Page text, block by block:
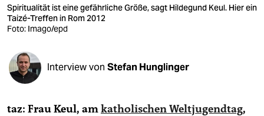
veranstaltungen
shop
fragen & hilfe
unterstützen
Spiritualität ist eine gefährliche Größe, sagt Hildegund Keul. Hier ein
Taizé-Treffen in Rom 2012
Foto: Imago/epd
Interview von Stefan Hunglinger
taz: Frau Keul, amkatholischen Weltjugendtag,